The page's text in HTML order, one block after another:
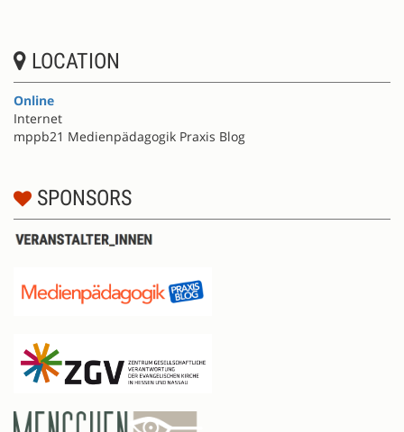
LOCATION
Online
Internet
mppb21 Medienpädagogik Praxis Blog
SPONSORS